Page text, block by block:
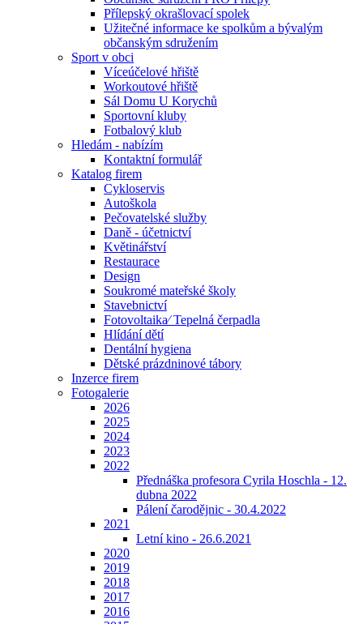
Přílepský okrašlovací spolek
Užitečné informace ke spolkům a bývalým
občanským sdružením
Sport v obci
Víceúčelové hřiště
Workoutové hřiště
Sál Domu U Korychů
Sportovní kluby
Fotbalový klub
Hledám - nabízím
Kontaktní formulář
Katalog firem
Cykloservis
Autoškola
Pečovatelské služby
Daně - účetnictví
Květinářství
Restaurace
Design
Soukromé mateřské školy
Stavebnictví
Fotovoltaika⁄ Tepelná čerpadla
Hlídání dětí
Dentální hygiena
Dětské prázdninové tábory
Inzerce firem
Fotogalerie
2026
2025
2024
2023
2022
Přednáška profesora Cyrila Hoschla - 12.
dubna 2022
Pálení čarodějnic - 30.4.2022
2021
Letní kino - 26.6.2021
2020
2019
2018
2017
2016